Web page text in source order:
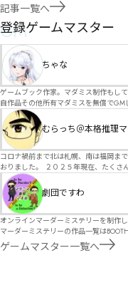
記事一覧へ
GM
登録ゲームマスター
ちゃな
ゲームブック作家。マダミス制作もし
自作品その他所有マダミスを無償で
ぞ。
むらっち＠本格推理
コロナ禍前まで北は札幌、南は福岡ま
おりました。 ２０２５年現在、たくさんのマダミスシナリオが増えました。 エモい物語体験重視の
シナリオがマダミス・マーダーミステ
リオは簡単に遊べます。 しかし、２～３時間ずっと考え＆議論して、見たことないトリックが解け
る閃きや犯人として逃げ切る楽しみの
劇団ですわ
オンラインマーダーミステリーを制作
マーダーミステリーの作品一覧はBOOTHページ
madamisu.booth.pm/ 以下注意事項をご一読、同意の上で、予約フォームからご連絡ください。
■GM依頼の注意事項■ ①依頼をする作
ゲームマスター一覧へ